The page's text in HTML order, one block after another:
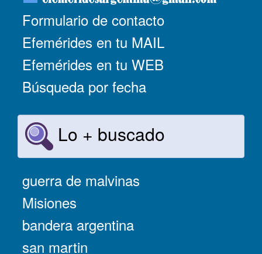
Formulario de contacto
Efemérides en tu MAIL
Efemérides en tu WEB
Búsqueda por fecha
Lo + buscado
guerra de malvinas
Misiones
bandera argentina
san martin